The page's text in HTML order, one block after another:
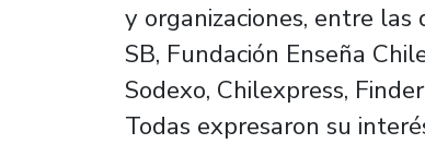
y organizaciones, entre las
SB, Fundación Enseña
Sodexo, Chilexpress,
Todas expresaron su